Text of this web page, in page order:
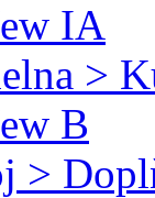
IA
>
B
>